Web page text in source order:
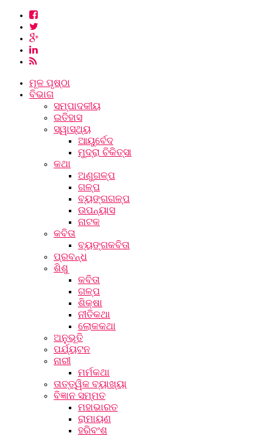
ମୂଳ ପୃଷ୍ଠା
ବିଭାଗ
ସମ୍ପାଦକୀୟ
ଇତିହାସ
ସ୍ୱାସ୍ଥ୍ୟ
ଆୟୁର୍ବେଦ
ମୁଦ୍ରା ଚିକିତ୍ସା
କଥା
ଅଣୁଗଳ୍ପ
ଗଳ୍ପ
ବ୍ୟଙ୍ଗଗଳ୍ପ
ଉପନ୍ୟାସ
ନାଟକ
କବିତା
ବ୍ୟଙ୍ଗକବିତା
ପ୍ରବନ୍ଧ
ଶିଶୁ
କବିତା
ଗଳ୍ପ
ଶିକ୍ଷା
ନୀତିକଥା
ଲୋକକଥା
ଅନୁଭୂତି
ପର୍ଯ୍ୟଟନ
ନାରୀ
ମର୍ମକଥା
ତାତ୍ତ୍ୱିକ ବ୍ୟାଖ୍ୟା
ବିଜ୍ଞାନ ସମ୍ମତ
ମହାଭାରତ
ରାମାୟଣ
ହରିବଂଶ